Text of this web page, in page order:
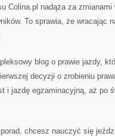
Colina.pl nadąża za
To sprawia, że wracając
blog o prawie jazdy,
decyzji o zrobieniu
i jazdę egzaminacyjną, aż po
chcesz nauczyć się